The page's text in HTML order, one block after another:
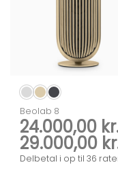
Beolab 8
24.000,00
29.000,00
Delbetal i op til 36